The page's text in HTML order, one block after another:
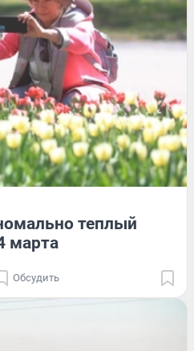
теплый
марта
Обсудить